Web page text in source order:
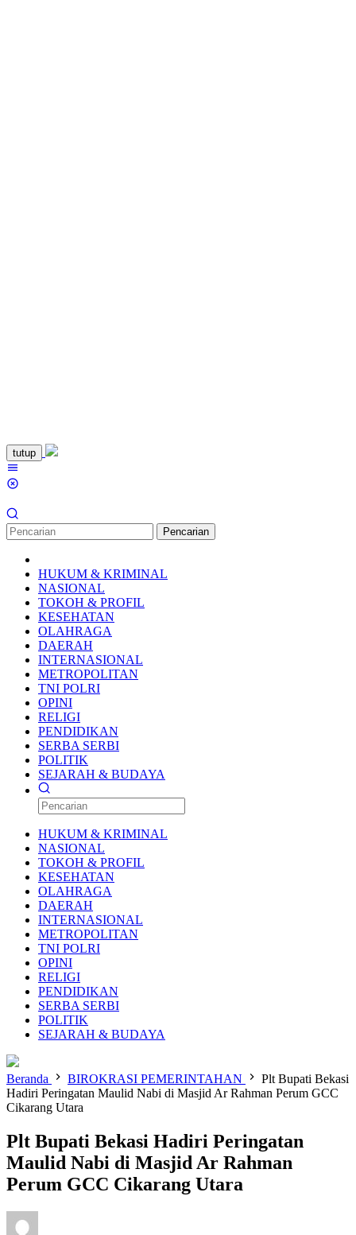
Loncat
ke
konten
tutup
Pencarian
HUKUM & KRIMINAL
NASIONAL
TOKOH & PROFIL
KESEHATAN
OLAHRAGA
DAERAH
INTERNASIONAL
METROPOLITAN
TNI POLRI
OPINI
RELIGI
PENDIDIKAN
SERBA SERBI
POLITIK
SEJARAH & BUDAYA
HUKUM & KRIMINAL
NASIONAL
TOKOH & PROFIL
KESEHATAN
OLAHRAGA
DAERAH
INTERNASIONAL
METROPOLITAN
TNI POLRI
OPINI
RELIGI
PENDIDIKAN
SERBA SERBI
POLITIK
SEJARAH & BUDAYA
Beranda BIROKRASI PEMERINTAHAN
Plt Bupati Bekasi
Hadiri Peringatan Maulid Nabi di Masjid Ar Rahman Perum GCC
Cikarang Utara
Plt Bupati Bekasi Hadiri Peringatan
Maulid Nabi di Masjid Ar Rahman
Perum GCC Cikarang Utara